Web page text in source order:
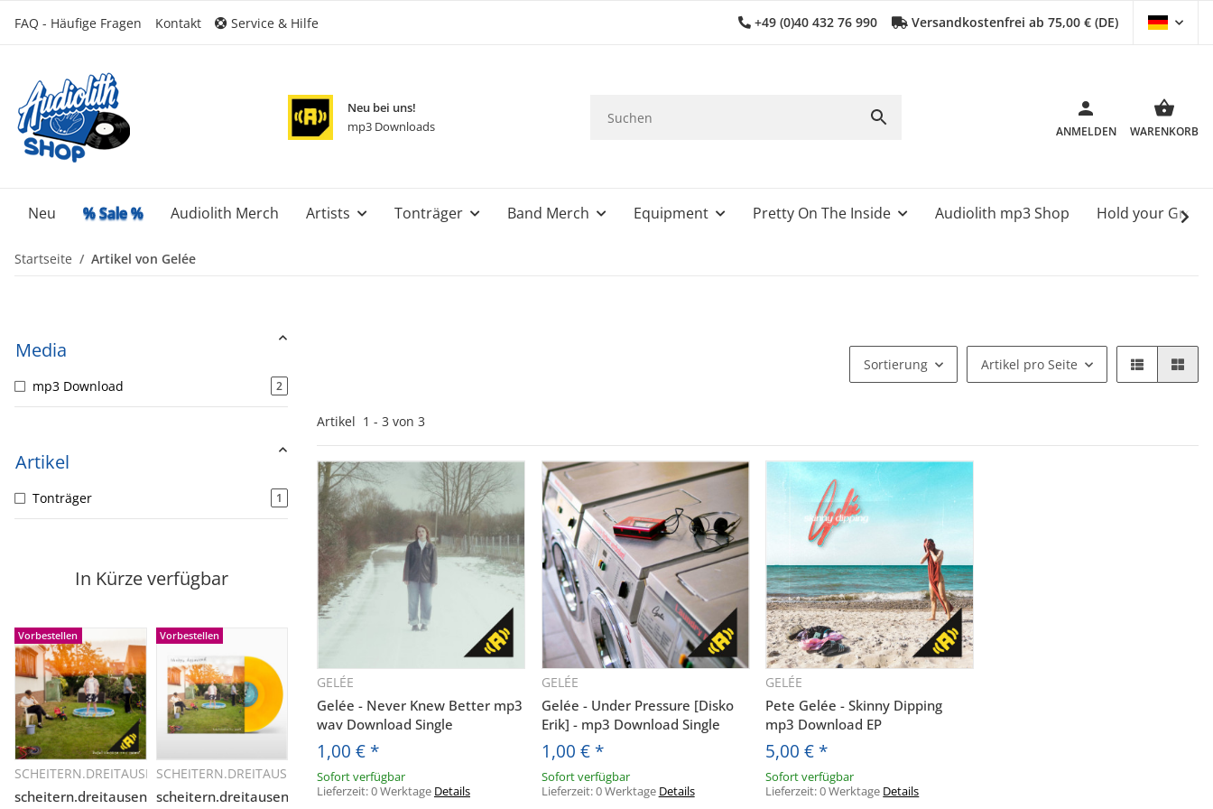
FAQ - Häufige Fragen Kontakt Service & Hilfe +49 (0)40 432 76 990 Versandkostenfrei ab 75,00 € (DE)
Neu bei uns!
mp3 Downloads
ANMELDEN WARENKORB
Neu % Sale % Audiolith Merch Artists Tonträger Band Merch Equipment Pretty On The Inside Audiolith mp3 Shop Hold your
Startseite Artikel von Gelée
Sortierung Artikel pro Seite
Artikel 1 - 3 von 3
GELÉE
Gelée - Never Knew Better mp3
wav Download Single
1,00 € *
Sofort verfügbar
Lieferzeit:0 Werktage Details
GELÉE
Gelée - Under Pressure [Disko
Erik] - mp3 Download Single
1,00 € *
Sofort verfügbar
Lieferzeit:0 Werktage Details
GELÉE
Pete Gelée - Skinny Dipping
mp3 Download EP
5,00 € *
Sofort verfügbar
Lieferzeit:0 Werktage Details
Media
mp3 Download 2
Artikel
Tonträger 1
In Kürze verfügbar
Vorbestellen
Schnellkauf
SCHEITERN.DREITAUSEND
scheitern.dreitausend
Vorbestellen
Schnellkauf
SCHEITERN.DREITAUSEND
scheitern.dreitausend